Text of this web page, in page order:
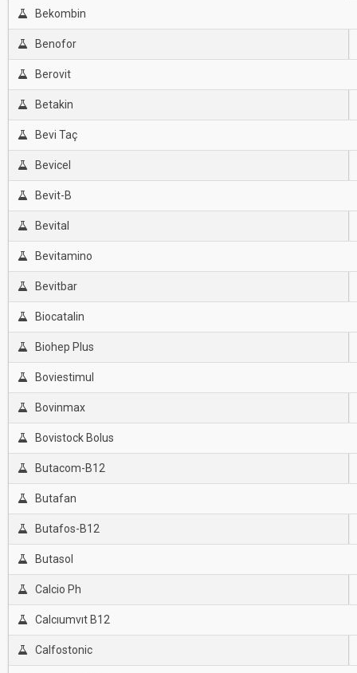
Bekombin
Benofor
Berovit
Betakin
Bevi Taç
Bevicel
Bevit-B
Bevital
Bevitamino
Bevitbar
Biocatalin
Biohep Plus
Boviestimul
Bovinmax
Bovistock Bolus
Butacom-B12
Butafan
Butafos-B12
Butasol
Calcio Ph
Calcıumvıt B12
Calfostonic